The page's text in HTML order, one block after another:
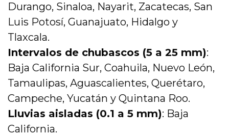
Durango, Sinaloa, Nayarit, Zacatecas, San
Luis Potosí, Guanajuato, Hidalgo y
Tlaxcala.
Intervalos de chubascos (5 a 25 mm):
Baja California Sur, Coahuila, Nuevo León,
Tamaulipas, Aguascalientes, Querétaro,
Campeche, Yucatán y Quintana Roo.
Lluvias aisladas (0.1 a 5 mm): Baja
California.